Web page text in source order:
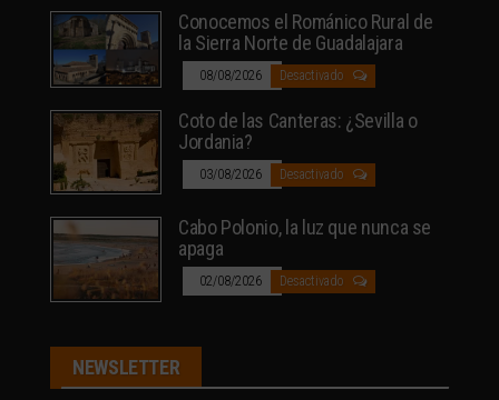
Conocemos el Románico Rural de
la Sierra Norte de Guadalajara
08/08/2026 Desactivado
Coto de las Canteras: ¿Sevilla o
Jordania?
03/08/2026 Desactivado
Cabo Polonio, la luz que nunca se
apaga
02/08/2026 Desactivado
NEWSLETTER